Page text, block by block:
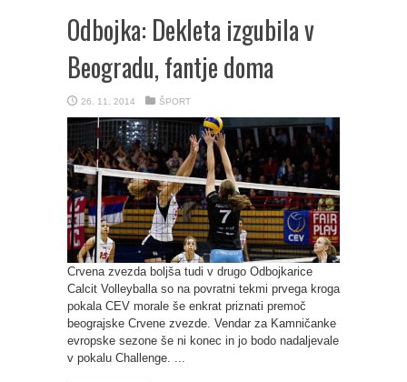
Odbojka: Dekleta izgubila v
Beogradu, fantje doma
26. 11. 2014 ŠPORT
Crvena zvezda boljša tudi v drugo Odbojkarice
Calcit Volleyballa so na povratni tekmi prvega kroga
pokala CEV morale še enkrat priznati premoč
beograjske Crvene zvezde. Vendar za Kamničanke
evropske sezone še ni konec in jo bodo nadaljevale
v pokalu Challenge. ...